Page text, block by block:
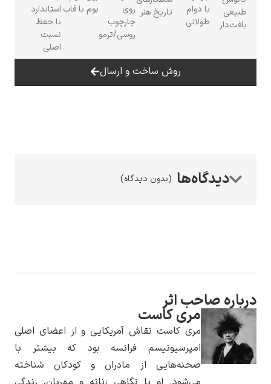
یوهانس فرمیر
با دوام
طولانی
تاریخ هنر روی
چارچوب
بوم با قاب
استاندارد
با حفظ
نسبت
روش ساخت و ارسال
(بدون دیدگاه)
اثر
مری کاست
مری کاست نقاش آمریکایی و از اعضای اصلی
امپرسیونیسم فرانسه بود که بیشتر با
صحنه‌هایی از مادران و کودکان شناخته